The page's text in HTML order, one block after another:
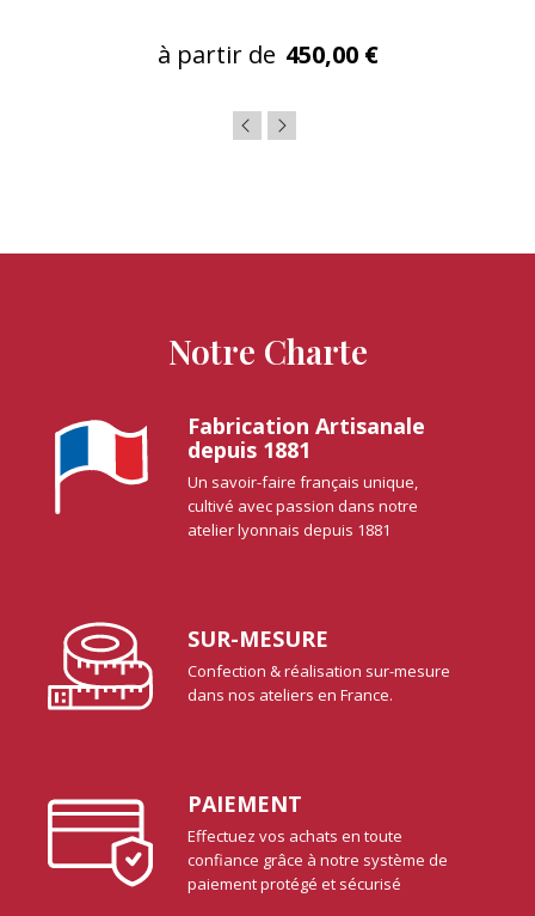
à partir de 450,00 €
Notre Charte
Fabrication Artisanale
depuis 1881
Un savoir-faire français unique,
cultivé avec passion dans notre
atelier lyonnais depuis 1881
SUR-MESURE
Confection & réalisation sur-mesure
dans nos ateliers en France.
PAIEMENT
Effectuez vos achats en toute
confiance grâce à notre système de
paiement protégé et sécurisé